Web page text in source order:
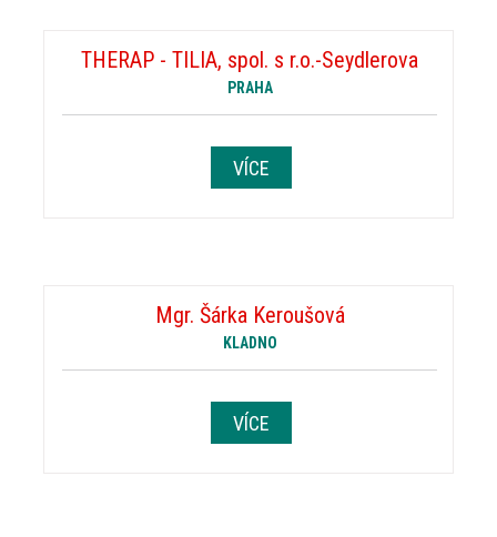
THERAP - TILIA, spol. s r.o.-Seydlerova
PRAHA
VÍCE
Mgr. Šárka Keroušová
KLADNO
VÍCE